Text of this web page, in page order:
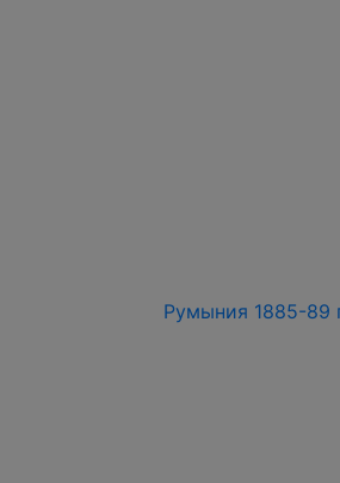
Румыния 1885-89